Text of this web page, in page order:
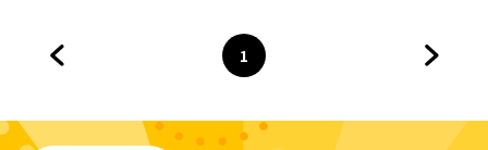
ページ
1
へ